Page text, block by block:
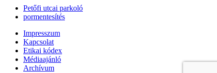
Petőfi utcai parkoló
pormentesítés
Impresszum
Kapcsolat
Etikai kódex
Médiaajánló
Archívum